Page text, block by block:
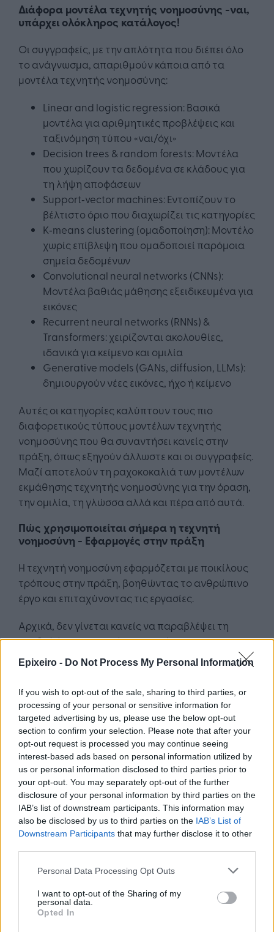
Epixeiro - Do Not Process My Personal Information
If you wish to opt-out of the sale, sharing to third parties, or
processing of your personal or sensitive information for
targeted advertising by us, please use the below opt-out
section to confirm your selection. Please note that after your
opt-out request is processed you may continue seeing
interest-based ads based on personal information utilized by
us or personal information disclosed to third parties prior to
your opt-out. You may separately opt-out of the further
disclosure of your personal information by third parties on the
IAB’s list of downstream participants. This information may
also be disclosed by us to third parties on the IAB’s List of
Downstream Participants that may further disclose it to other
Personal Data Processing Opt Outs
I want to opt-out of the Sharing of my
personal data.
Opted In
Διάφορα μοντέλα τεχνητής νοημοσύνης -ναι,
υπάρχει ολόκληρος κατάλογος!
Οι συγγραφείς, με την απλότητα που διέπει όλο
το ανάγνωσμα, απαριθμούν κάποια από τα
μοντέλα τεχνητής νοημοσύνης:
Linear and logistic regression: Βασικά
μοντέλα για αριθμητικές προβλέψεις και
ταξινόμηση τύπου «ναι/όχι»
Decision trees & random forests: Μοντέλα
που χωρίζουν τα δεδομένα σε κλάδους για
τη λήψη αποφάσεων
Support‑vector machines: Εντοπίζουν το
βέλτιστο όριο που διαχωρίζει τις κατηγορίες
K‑means clustering (ομαδοποίηση): Μοντέλο
χωρίς επίβλεψη που ομαδοποιεί παρόμοια
σημεία δεδομένων
Convolutional neural networks (CNNs):
Μοντέλα βαθιάς μάθησης εξειδικευμένα για
εικόνες
Recurrent neural networks (RNNs) &
Transformers: χειρίζονται ακολουθίες,
ιδανικά για κείμενο και ομιλία
Generative models (GANs, diffusion, LLMs):
δημιουργούν νέες εικόνες, ήχο ή κείμενο
Αυτές οι κατηγορίες καλύπτουν τους πιο
διαφορετικούς τύπους μοντέλων τεχνητής
νοημοσύνης που θα συναντήσει κανείς στην
πράξη, όπως εξηγούν άλλωστε και οι συγγραφείς.
Μαζί αποτελούν τη ραχοκοκαλιά των μοντέλων
εκμάθησης τεχνητής νοημοσύνης για την όραση,
την ομιλία, τη γλώσσα αλλά και πέρα από αυτά.
Πώς χρησιμοποιείται σήμερα η τεχνητή
νοημοσύνη - Εφαρμογές στην πράξη
Η τεχνητή νοημοσύνη εφαρμόζεται με ποικίλους
τρόπους στην πράξη, βοηθώντας το ανθρώπινο
έργο και επιταχύνοντας τις εργασίες.
Αρχικά, δεν γίνεται κανείς να παραβλέψει τη
συμβολή της τεχνητής νοημοσύνης στην
υγειονομική περίθαλψη
. Οι αλγόριθμοι
αναλύουν ακτινογραφίες, προβλέπουν
κρούσματα ασθενειών και συμβάλλουν στον
σχεδιασμό φαρμάκων. Όσον αφορά τα
χρηματοοικονομικά, οι τράπεζες χρησιμοποιούν
την τεχνητή νοημοσύνη για τον εντοπισμό
περιπτώσεων απάτης και την αυτοματοποίηση
των πιστωτικών αποφάσεων, ενώστη λιανική και
το ηλεκτρονικό εμπόριο, τα συστήματα
προτάσεων ενισχύουν τις πωλήσεις
προτείνοντας το κατάλληλο προϊόν. Στοντομέα
των μεταφορώνσυναντάμε την τεχνολογία
αυτόνομης οδήγησης, τη βελτιστοποίηση
αεροπορικές εταιρείες, που όλα υλοποιούνται
μέσω της χρήσης AI. Αναφορικά με τον
τομέα της
ενέργειας, εκεί τα έξυπνα δίκτυα εξισορροπούν
τα φορτία ηλεκτρικής ενέργειας· η τεχνητή